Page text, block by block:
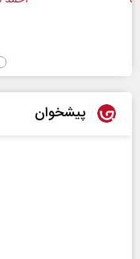
پیشخوان